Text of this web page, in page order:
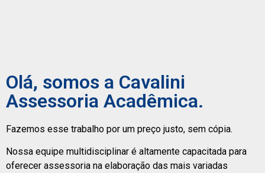
Olá, somos a Cavalini
Assessoria Acadêmica.
Fazemos esse trabalho por um preço justo, sem cópia.
Nossa equipe multidisciplinar é altamente capacitada para
oferecer assessoria na elaboração das mais variadas